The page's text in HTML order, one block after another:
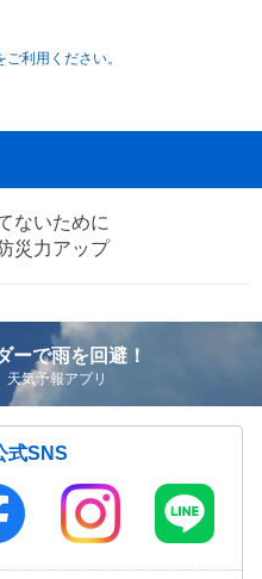
利用ください。
ないために
災力アップ
ーで雨を回避！
気予報アプリ
式SNS